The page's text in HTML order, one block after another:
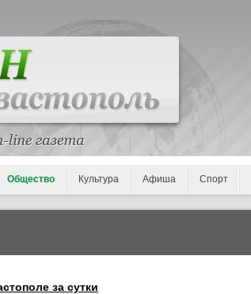
Общество Культура Афиша Спорт
за сутки